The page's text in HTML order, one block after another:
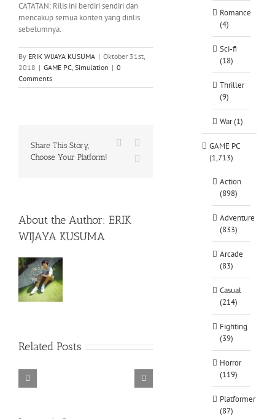
CATATAN: Rilis ini berdiri sendiri dan
mencakup semua konten yang dirilis
sebelumnya.
By ERIK WIJAYA KUSUMA | Oktober 31st,
2018 | GAME PC, Simulation | 0
Comments
Share This Story,
Choose Your Platform!
Facebook
About the Author: ERIK
WIJAYA KUSUMA
Related Posts
Six
Descenders
Bikeout-
Romance
(4)
Sci-fi
(18)
Thriller
(9)
War (1)
GAME PC
(1,713)
Action
(898)
Adventure
(833)
Arcade
(83)
Casual
(214)
Fighting
(39)
Horror
(119)
Platformer
(87)